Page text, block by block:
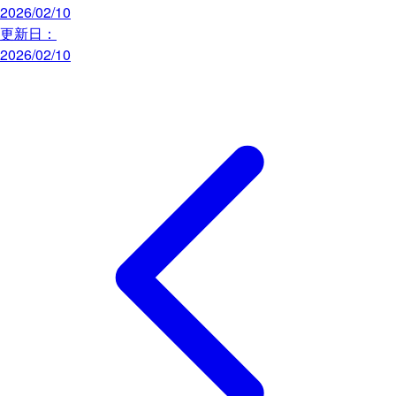
2026/02/10
更新日：
2026/02/10